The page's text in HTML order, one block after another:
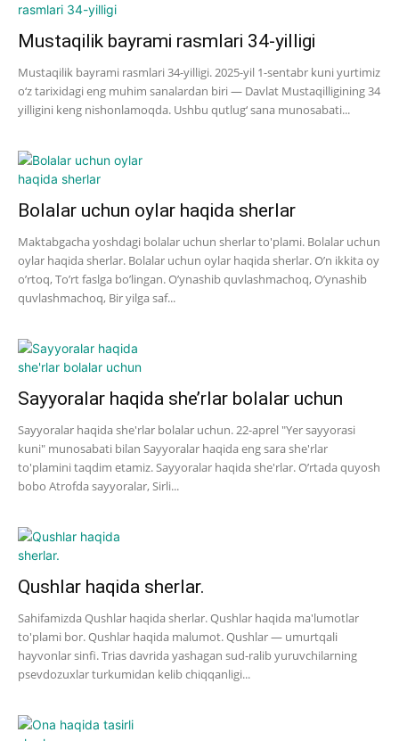
Mustaqilik bayrami rasmlari 34-yilligi
Mustaqilik bayrami rasmlari 34-yilligi. 2025-yil 1-sentabr kuni yurtimiz
o‘z tarixidagi eng muhim sanalardan biri — Davlat Mustaqilligining 34
yilligini keng nishonlamoqda. Ushbu qutlug‘ sana munosabati...
Bolalar uchun oylar haqida sherlar
Maktabgacha yoshdagi bolalar uchun sherlar to'plami. Bolalar uchun
oylar haqida sherlar. Bolalar uchun oylar haqida sherlar. O’n ikkita oy
o’rtoq, To’rt faslga bo’lingan. O’ynashib quvlashmachoq, O’ynashib
quvlashmachoq, Bir yilga saf...
Sayyoralar haqida she’rlar bolalar uchun
Sayyoralar haqida she'rlar bolalar uchun. 22-aprel "Yer sayyorasi
kuni" munosabati bilan Sayyoralar haqida eng sara she'rlar
to'plamini taqdim etamiz. Sayyoralar haqida she'rlar. O’rtada quyosh
bobo Atrofda sayyoralar, Sirli...
Qushlar haqida sherlar.
Sahifamizda Qushlar haqida sherlar. Qushlar haqida ma'lumotlar
to'plami bor. Qushlar haqida malumot. Qushlar — umurtqali
hayvonlar sinfi. Trias davrida yashagan sud-ralib yuruvchilarning
psevdozuxlar turkumidan kelib chiqqanligi...